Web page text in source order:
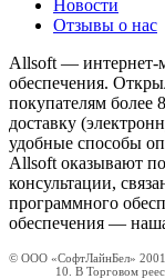
Новости
Отзывы о нас
Allsoft — интернет-
обеспечения.
покупателям более
доставку
удобные способы
Allsoft оказывают
консультации,
программного
обеспечения —
© ООО «СофтЛайнБел»
10. В Торговом